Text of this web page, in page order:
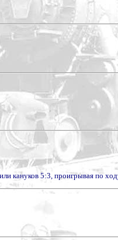
кануков 5:3, проигрывая по